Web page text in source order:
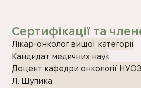
Сертифікації та
Лікар-онколог вищої категорії
Кандидат медичних наук
Доцент кафедри онкології НУОЗ
Л. Шупика